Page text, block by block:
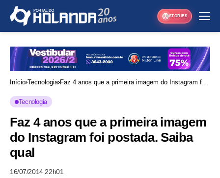
STORIES
Início Tecnologia Faz 4 anos que a primeira imagem do Instagram foi
Tecnologia
Faz 4 anos que a primeira imagem
do Instagram foi postada. Saiba
qual
16/07/2014 22h01